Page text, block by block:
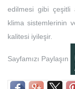
edilmesi gibi çeşitli
klima sistemlerinin
kalitesi iyileşir.
Sayfamızı Paylaşın